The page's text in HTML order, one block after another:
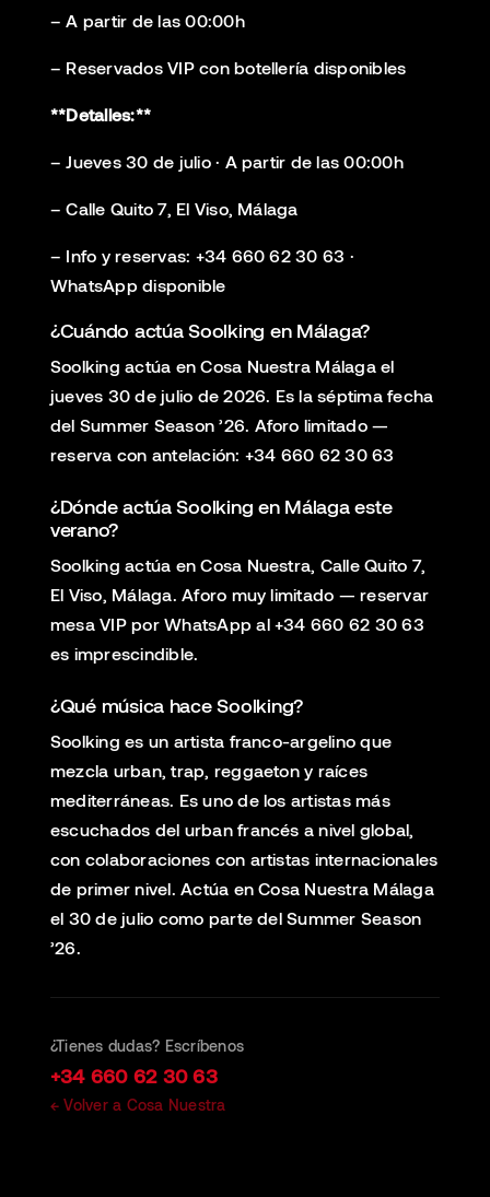
– A partir de las 00:00h
– Reservados VIP con botellería disponibles
**Detalles:**
– Jueves 30 de julio · A partir de las 00:00h
– Calle Quito 7, El Viso, Málaga
– Info y reservas: +34 660 62 30 63 ·
WhatsApp disponible
¿Cuándo actúa Soolking en Málaga?
Soolking actúa en Cosa Nuestra Málaga el
jueves 30 de julio de 2026. Es la séptima fecha
del Summer Season ’26. Aforo limitado —
reserva con antelación: +34 660 62 30 63
¿Dónde actúa Soolking en Málaga este
verano?
Soolking actúa en Cosa Nuestra, Calle Quito 7,
El Viso, Málaga. Aforo muy limitado — reservar
mesa VIP por WhatsApp al +34 660 62 30 63
es imprescindible.
¿Qué música hace Soolking?
Soolking es un artista franco-argelino que
mezcla urban, trap, reggaeton y raíces
mediterráneas. Es uno de los artistas más
escuchados del urban francés a nivel global,
con colaboraciones con artistas internacionales
de primer nivel. Actúa en Cosa Nuestra Málaga
el 30 de julio como parte del Summer Season
’26.
¿Tienes dudas? Escríbenos
+34 660 62 30 63
← Volver a Cosa Nuestra